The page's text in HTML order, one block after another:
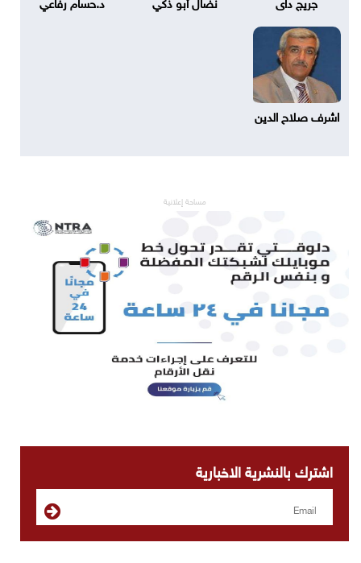
اشرف صلاح الدين
مساحة إعلانية
اشترك بالنشرية الاخبارية